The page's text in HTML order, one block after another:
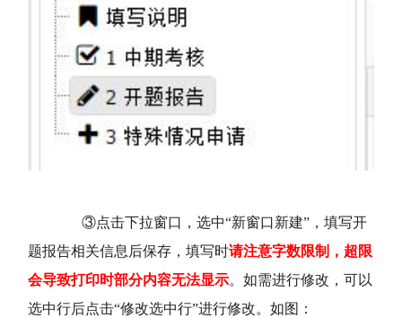
③点击下拉窗口，选中“新窗口新建”，填写开
题报告相关信息后保存，填写时请注意字数限制，超限
会导致打印时部分内容无法显示。如需进行修改，可以
选中行后点击“修改选中行”进行修改。如图：